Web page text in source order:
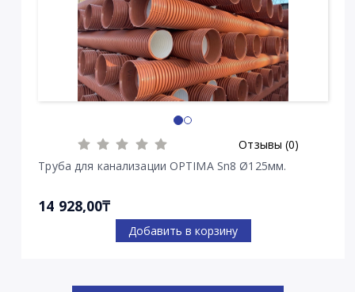
Отзывы (0)
Труба для канализации OPTIMA Sn8 Ø125мм.
14 928,00₸
Добавить в корзину